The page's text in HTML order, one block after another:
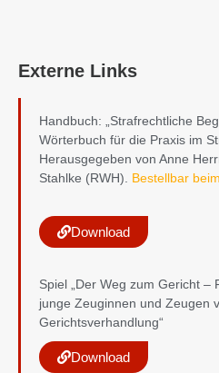
Externe Links
Handbuch: „Strafrechtliche
Wörterbuch für die Praxis im
Herausgegeben von Anne
Stahlke (RWH). Bestellbar
Download
Spiel „Der Weg zum Gericht –
junge Zeuginnen und Zeugen
Gerichtsverhandlung“
Download